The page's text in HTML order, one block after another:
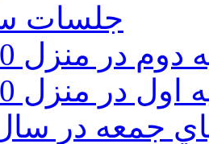
جلسات
در منزل 1390
در منزل 1390
جمعه در سال